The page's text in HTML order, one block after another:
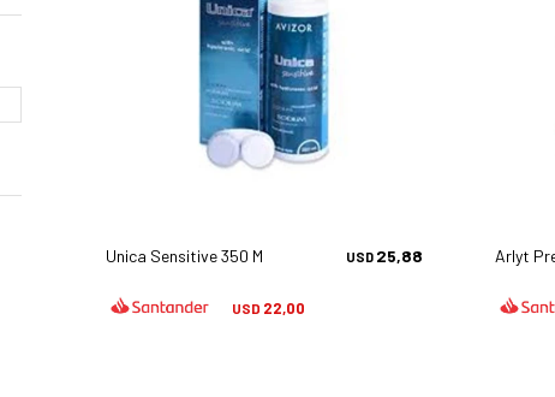
Unica Sensitive 350 Ml - Líquidos USD 25,88
USD 22,00
Arlyt